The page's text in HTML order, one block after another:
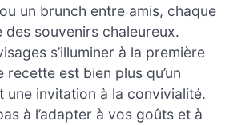
un brunch entre amis, chaque
des souvenirs chaleureux.
s’illuminer à la première
est bien plus qu’un
une invitation à la convivialité.
à l’adapter à vos goûts et à